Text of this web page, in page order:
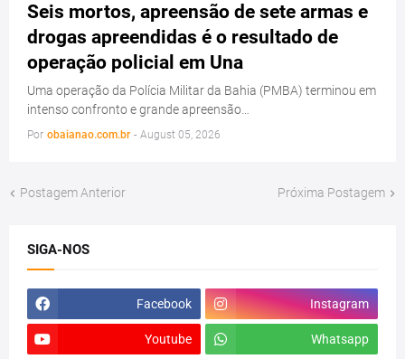
Seis mortos, apreensão de sete armas e
drogas apreendidas é o resultado de
operação policial em Una
Uma operação da Polícia Militar da Bahia (PMBA) terminou em
intenso confronto e grande apreensão…
Por obaianao.com.br - August 05, 2026
Postagem Anterior Próxima Postagem
SIGA-NOS
Facebook Instagram
Youtube Whatsapp